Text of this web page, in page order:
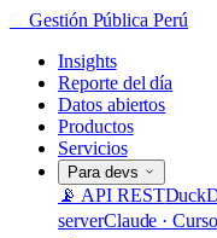
Gestión Pública Perú
Insights
Reporte del día
Datos abiertos
Productos
Servicios
Para devs
📡 API REST
serverClaude ·